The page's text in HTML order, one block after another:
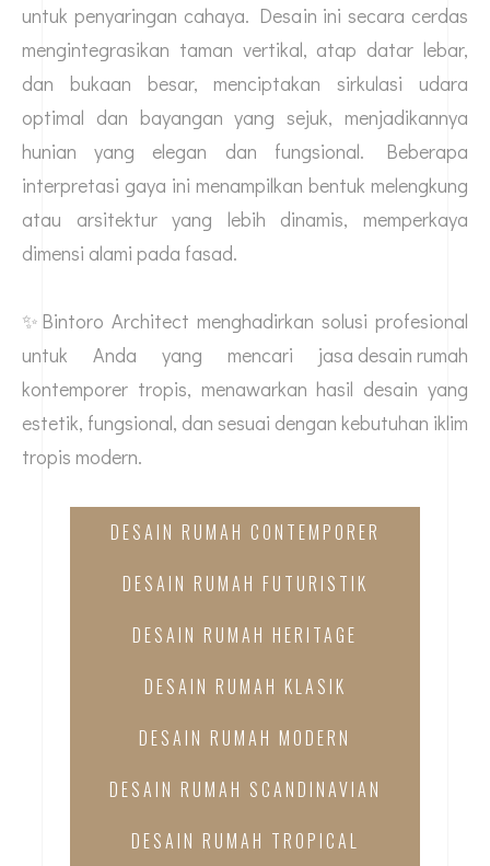
untuk penyaringan cahaya. Desain ini secara cerdas
mengintegrasikan taman vertikal, atap datar lebar,
dan bukaan besar, menciptakan sirkulasi udara
optimal dan bayangan yang sejuk, menjadikannya
hunian yang elegan dan fungsional. Beberapa
interpretasi gaya ini menampilkan bentuk melengkung
atau arsitektur yang lebih dinamis, memperkaya
dimensi alami pada fasad.
✨Bintoro Architect menghadirkan solusi profesional
untuk Anda yang mencari jasa desain rumah
kontemporer tropis, menawarkan hasil desain yang
estetik, fungsional, dan sesuai dengan kebutuhan iklim
tropis modern.
DESAIN RUMAH CONTEMPORER
DESAIN RUMAH FUTURISTIK
DESAIN RUMAH HERITAGE
DESAIN RUMAH KLASIK
DESAIN RUMAH MODERN
DESAIN RUMAH SCANDINAVIAN
DESAIN RUMAH TROPICAL